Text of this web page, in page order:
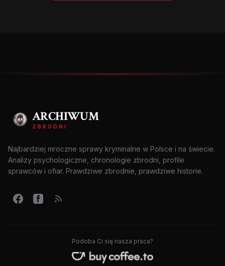
ARCHIWUM
ZBRODNI
Najbardziej mroczne sprawy kryminalne w Polsce i na świecie.
Analizy psychologiczne, chronologie zbrodni, profile
sprawców i ofiar. Prawdziwe zbrodnie, prawdziwe historie.
Podoba Ci się nasza praca?